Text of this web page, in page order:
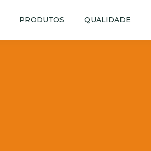
PRODUTOS QUALIDADE